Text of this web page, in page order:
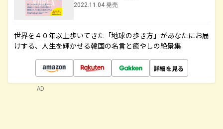
2022.11.04 発売
世界を４０年以上歩いてきた「地球の歩き方」があなたにお届
けする、人生を輝かせる韓国の名言と癒やしの絶景集
詳細を見る
AD